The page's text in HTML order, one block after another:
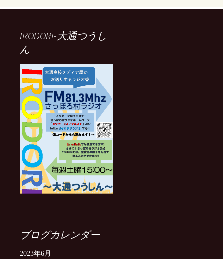
IRODORI-大通つうし
ん-
ブログカレンダー
2023年6月